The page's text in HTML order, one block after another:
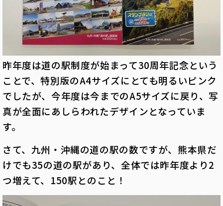
昨年度は道の駅制度が始まって30周年記念という
ことで、特別版のA4サイズにとても明るいピンク
でしたが、今年度は今までのA5サイズに戻り、写
真が全面にあしらわれたデザインとなっていま
す。
さて、九州・沖縄の道の駅の数ですが、熊本県だ
けでも35の道の駅があり、全体では昨年度より2
つ増えて、150駅とのこと！